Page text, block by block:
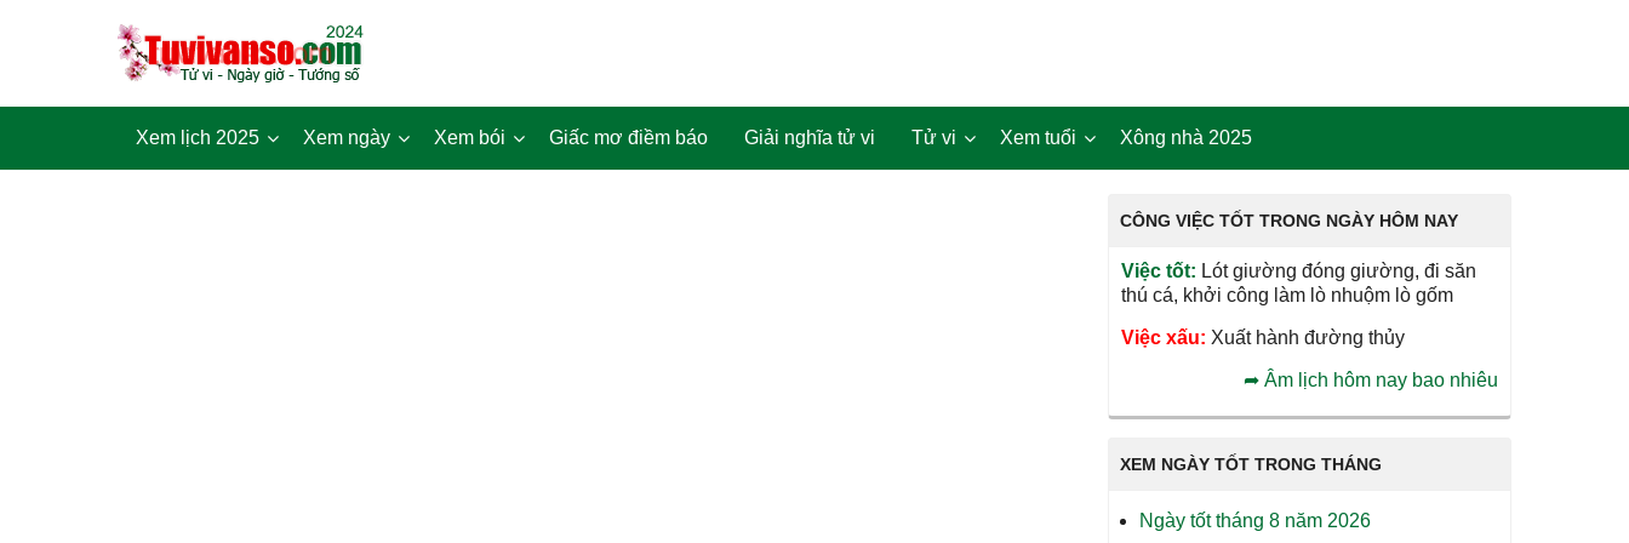
Xem lịch 2025 Xem ngày Xem bói Giấc mơ điềm báo Giải nghĩa tử vi Tử vi Xem tuổi Xông nhà 2025
CÔNG VIỆC TỐT TRONG NGÀY HÔM NAY
Việc tốt: Lót giường đóng giường, đi săn
thú cá, khởi công làm lò nhuộm lò gốm
Việc xấu: Xuất hành đường thủy
➦ Âm lịch hôm nay bao nhiêu
XEM NGÀY TỐT TRONG THÁNG
Ngày tốt tháng 8 năm 2026